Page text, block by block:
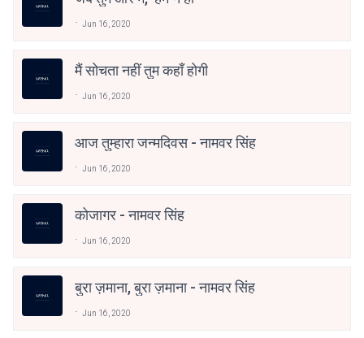
Jun 16, 2020
मैं सोचता नहीं तुम कहाँ होगी
Jun 16, 2020
आज तुम्हारा जन्मदिवस - नामवर सिंह
Jun 16, 2020
कोजागर - नामवर सिंह
Jun 16, 2020
बुरा ज़माना, बुरा ज़माना - नामवर सिंह
Jun 16, 2020